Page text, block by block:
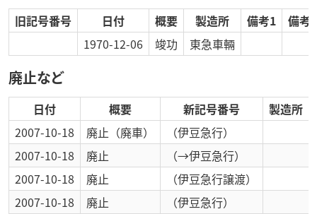
旧記号番号 日付 概要 製造所 備考1
備考2
1970-12-06
竣功 東急車輛
廃止など
日付 概要 新記号番号 製造所
2007-10-18
廃止 （廃車）
（伊豆急行）
2007-10-18
廃止
（→伊豆急行）
2007-10-18
廃止
（伊豆急行譲渡）
2007-10-18
廃止 （伊豆急行）